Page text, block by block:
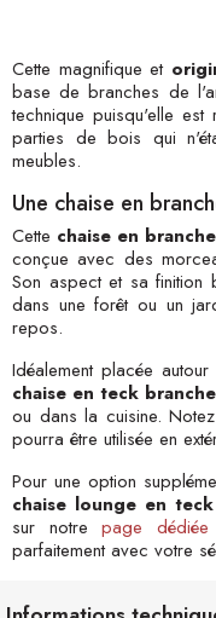
Cette magnifique et
base de branches de
technique puisqu'elle
parties de bois qui
meubles.
Une chaise en
Cette chaise en
conçue avec des
Son aspect et sa finition
dans une forêt ou un
repos.
Idéalement placée
chaise en teck branche
ou dans la cuisine.
pourra être utilisée en
Pour une option
chaise lounge en
sur notre page
parfaitement avec votre